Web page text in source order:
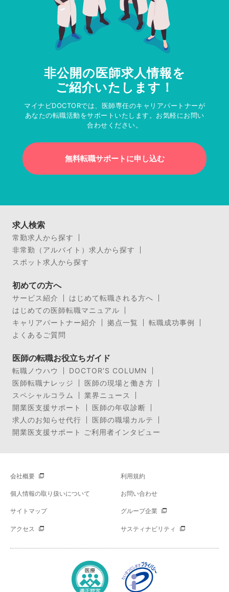
非公開の医師求人情報を
ご紹介いたします！
マイナビDOCTORでは、医師専任のキャリアパートナーが
あなたの転職活動をサポートいたします。お気軽にお問い
合わせください。
無料転職サポートに申し込む
求人検索
常勤求人から探す
非常勤（アルバイト）求人から探す
スポット求人から探す
初めての方へ
サービス紹介
はじめて転職される方へ
はじめての医師転職マニュアル
キャリアパートナー紹介
拠点一覧
転職成功事例
よくあるご質問
医師の転職お役立ちガイド
転職ノウハウ
DOCTOR’S COLUMN
医師転職ナレッジ
医師の現場と働き方
スペシャルコラム
業界ニュース
開業医支援サポート
医師の年収診断
求人のお知らせ代行
医師の職場カルテ
開業医支援サポート ご利用者インタビュー
会社概要 利用規約
個人情報の取り扱いについて お問い合わせ
サイトマップ グループ企業
アクセス サスティナビリティ